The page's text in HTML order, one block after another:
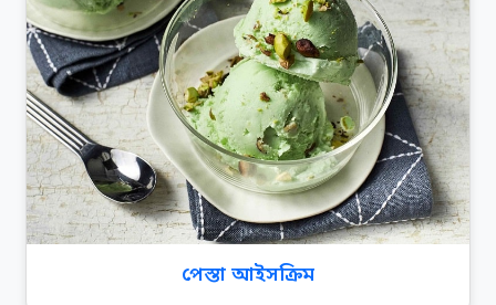
পেস্তা আইসক্রিম